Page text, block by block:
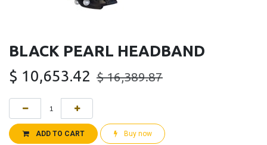
BLACK PEARL HEADBAND
$ 10,653.42 $16,389.87
ADD TO CART Buy now